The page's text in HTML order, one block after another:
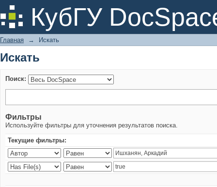
КубГУ
Искать
Главная → Искать
Искать
Поиск:
Фильтры
Используйте фильтры для уточнения результатов поиска.
Текущие фильтры: